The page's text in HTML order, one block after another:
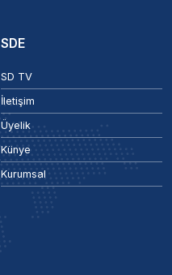
SDE
SD TV
İletişim
Üyelik
Künye
Kurumsal